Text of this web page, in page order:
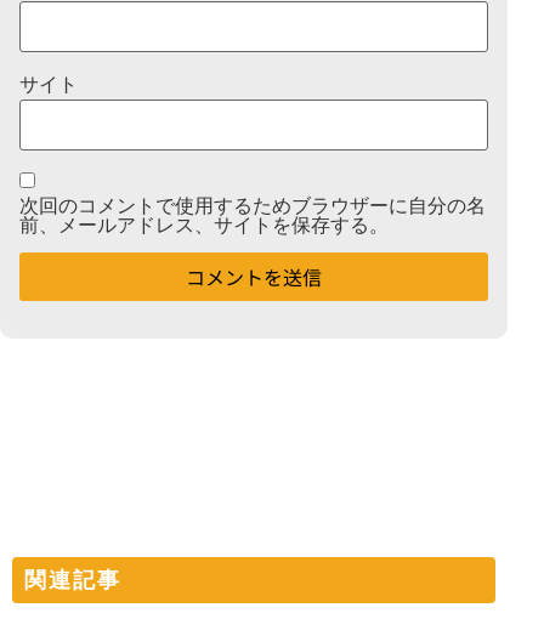
サイト
次回のコメントで使用するためブラウザーに自分の名
前、メールアドレス、サイトを保存する。
関連記事